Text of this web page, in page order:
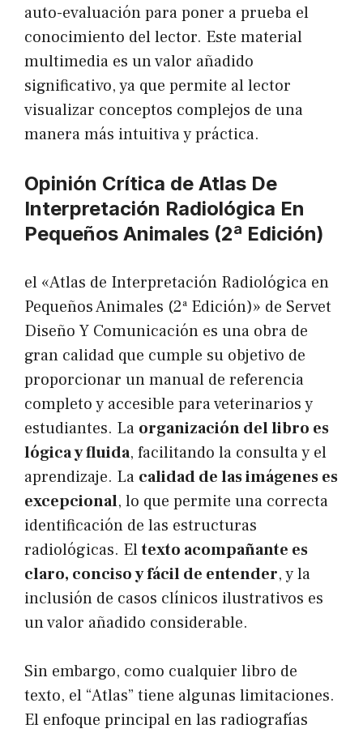
auto-evaluación para poner a prueba el
conocimiento del lector. Este material
multimedia es un valor añadido
significativo, ya que permite al lector
visualizar conceptos complejos de una
manera más intuitiva y práctica.
Opinión Crítica de Atlas De
Interpretación Radiológica En
Pequeños Animales (2ª Edición)
el «Atlas de Interpretación Radiológica en
Pequeños Animales (2ª Edición)» de Servet
Diseño Y Comunicación es una obra de
gran calidad que cumple su objetivo de
proporcionar un manual de referencia
completo y accesible para veterinarios y
estudiantes. La organización del libro es
lógica y fluida, facilitando la consulta y el
aprendizaje. La calidad de las imágenes es
excepcional, lo que permite una correcta
identificación de las estructuras
radiológicas. Eltexto acompañante es
claro, conciso y fácil de entender, y la
inclusión de casos clínicos ilustrativos es
un valor añadido considerable.
Sin embargo, como cualquier libro de
texto, el “Atlas” tiene algunas limitaciones.
El enfoque principal en las radiografías